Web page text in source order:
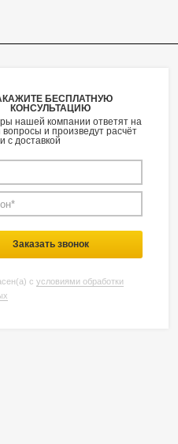
БЕСПЛАТНУЮ
КОНСУЛЬТАЦИЮ
нашей компании ответят на
и произведут расчёт
с доставкой
Заказать звонок
сусловиями обработки